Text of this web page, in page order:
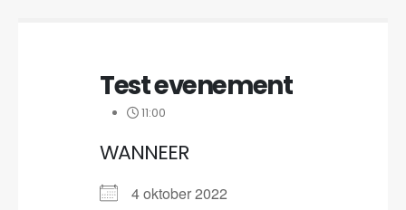
Test evenement
11:00
WANNEER
4 oktober 2022